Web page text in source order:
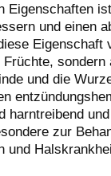
Eigenschaften
und einen
Eigenschaft
sondern
und die
harntreibend
zur
und